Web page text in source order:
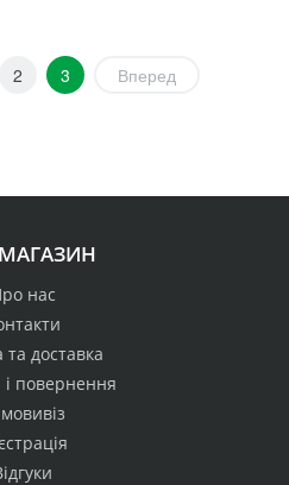
2 3 Вперед
нас
доставка
і повернення